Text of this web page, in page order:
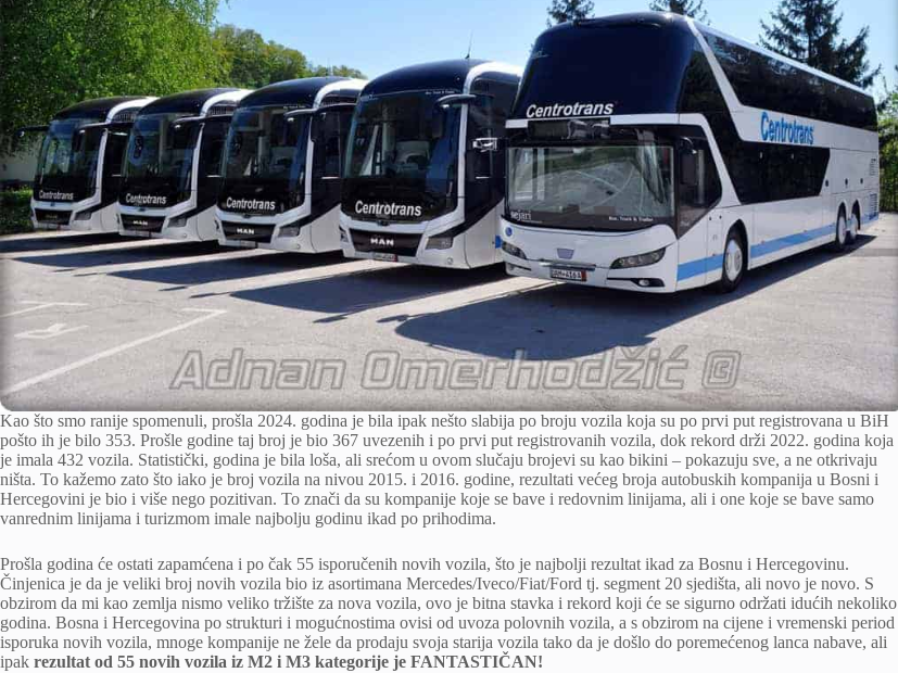
Kao što smo ranije spomenuli, prošla 2024. godina je bila ipak nešto slabija po broju vozila koja su po prvi put registrovana u BiH
pošto ih je bilo 353. Prošle godine taj broj je bio 367 uvezenih i po prvi put registrovanih vozila, dok rekord drži 2022. godina koja
je imala 432 vozila. Statistički, godina je bila loša, ali srećom u ovom slučaju brojevi su kao bikini – pokazuju sve, a ne otkrivaju
ništa. To kažemo zato što iako je broj vozila na nivou 2015. i 2016. godine, rezultati većeg broja autobuskih kompanija u Bosni i
Hercegovini je bio i više nego pozitivan. To znači da su kompanije koje se bave i redovnim linijama, ali i one koje se bave samo
vanrednim linijama i turizmom imale najbolju godinu ikad po prihodima.
Prošla godina će ostati zapamćena i po čak 55 isporučenih novih vozila, što je najbolji rezultat ikad za Bosnu i Hercegovinu.
Činjenica je da je veliki broj novih vozila bio iz asortimana Mercedes/Iveco/Fiat/Ford tj. segment 20 sjedišta, ali novo je novo. S
obzirom da mi kao zemlja nismo veliko tržište za nova vozila, ovo je bitna stavka i rekord koji će se sigurno održati idućih nekoliko
godina. Bosna i Hercegovina po strukturi i mogućnostima ovisi od uvoza polovnih vozila, a s obzirom na cijene i vremenski period
isporuka novih vozila, mnoge kompanije ne žele da prodaju svoja starija vozila tako da je došlo do poremećenog lanca nabave, ali
ipak rezultat od 55 novih vozila iz M2 i M3 kategorije je FANTASTIČAN!